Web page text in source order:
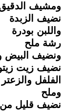
ومشيف
نضيف الزبدة
واللبن بودرة
رشة ملح
ونضيف البيض
نضيف زيت
الفلفل
وملح
نضيف قليل من